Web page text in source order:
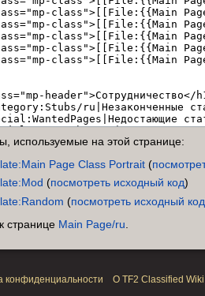
используемые на этой странице:
Page Class Portrait (
(посмотреть исходный код)
(посмотреть исходный код
странице Main Page/ru
конфиденциальности О TF2 Classified Wiki